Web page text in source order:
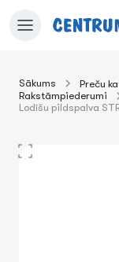
uz
Sākums Preču
Rakstāmpiederumi
Lodīšu pildspalva